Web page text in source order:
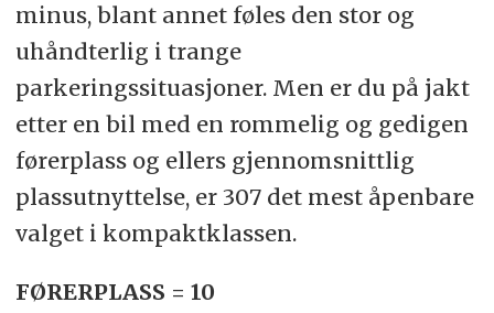
minus, blant annet føles den stor og
uhåndterlig i trange
parkeringssituasjoner. Men er du på jakt
etter en bil med en rommelig og gedigen
førerplass og ellers gjennomsnittlig
plassutnyttelse, er 307 det mest åpenbare
valget i kompaktklassen.
FØRERPLASS = 10